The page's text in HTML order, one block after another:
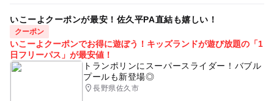
いこーよクーポンが最安！佐久平PA直結も嬉しい！
クーポン
いこーよクーポンでお得に遊ぼう！キッズランドが遊び放題の「1
日フリーパス」が最安値！
トランポリンにスーパースライダー！バブル
プールも新登場◎
長野県佐久市